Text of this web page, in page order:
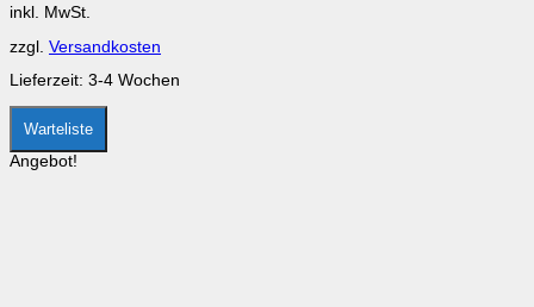
können
der
Produktseite
gewählt
werden
inkl. MwSt.
zzgl. Versandkosten
Lieferzeit: 3-4 Wochen
Warteliste
Angebot!